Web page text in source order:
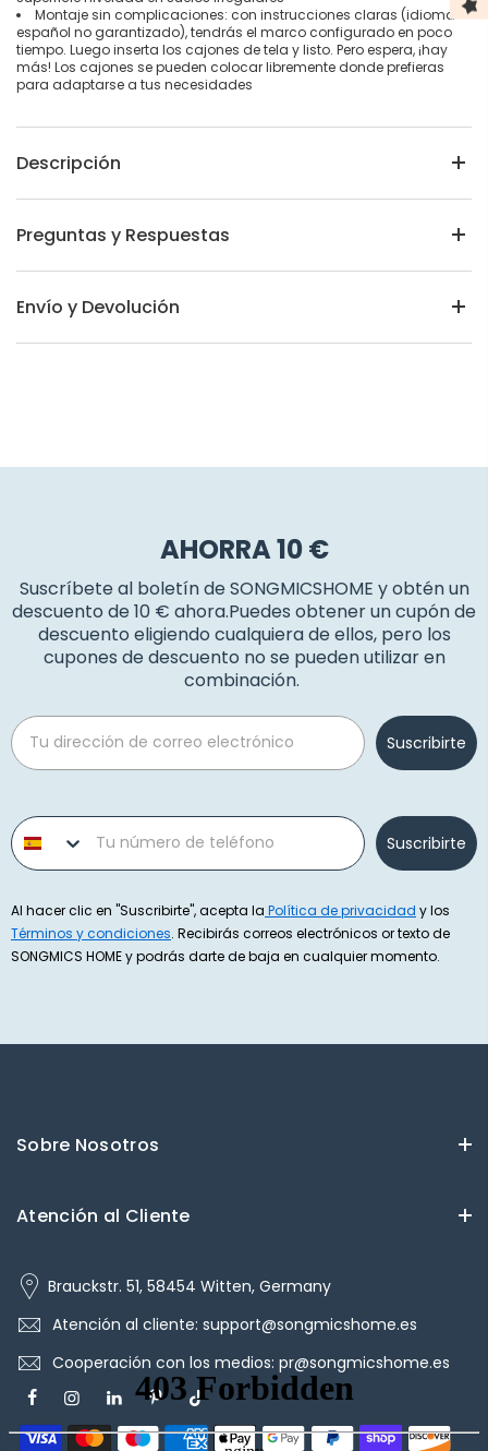
Montaje sin complicaciones: con instrucciones claras (idioma
español no garantizado), tendrás el marco configurado en poco
tiempo. Luego inserta los cajones de tela y listo. Pero espera, ¡hay
más! Los cajones se pueden colocar libremente donde prefieras
para adaptarse a tus necesidades
Descripción
Preguntas y Respuestas
Envío y Devolución
AHORRA 10 €
Suscríbete al boletín de SONGMICSHOME y obtén un
descuento de 10 € ahora.Puedes obtener un cupón de
descuento eligiendo cualquiera de ellos, pero los
cupones de descuento no se pueden utilizar en
combinación.
Email
Suscribirte
Phone number
Suscribirte
Al hacer clic en "Suscribirte", acepta la Política de privacidad y los
Términos y condiciones. Recibirás correos electrónicos or texto de
SONGMICS HOME y podrás darte de baja en cualquier momento.
Sobre Nosotros
Atención al Cliente
Brauckstr. 51, 58454 Witten, Germany
Atención al cliente: support@songmicshome.es
Cooperación con los medios: pr@songmicshome.es